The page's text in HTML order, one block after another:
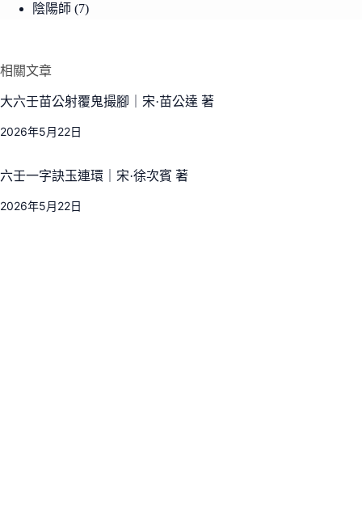
陰陽師 (7)
相關文章
大六壬苗公射覆鬼撮腳｜宋·苗公達 著
2026年5月22日
六壬一字訣玉連環｜宋·徐次賓 著
2026年5月22日